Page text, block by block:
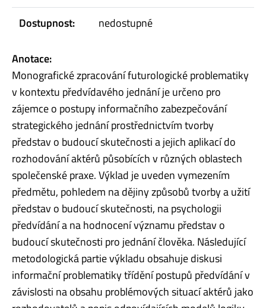
Dostupnost:
nedostupné
Anotace:
Monografické zpracování futurologické problematiky
v kontextu předvídavého jednání je určeno pro
zájemce o postupy informačního zabezpečování
strategického jednání prostřednictvím tvorby
představ o budoucí skutečnosti a jejich aplikací do
rozhodování aktérů působících v různých oblastech
společenské praxe. Výklad je uveden vymezením
předmětu, pohledem na dějiny způsobů tvorby a užití
představ o budoucí skutečnosti, na psychologii
předvídání a na hodnocení významu představ o
budoucí skutečnosti pro jednání člověka. Následující
metodologická partie výkladu obsahuje diskusi
informační problematiky třídění postupů předvídání v
závislosti na obsahu problémových situací aktérů jako